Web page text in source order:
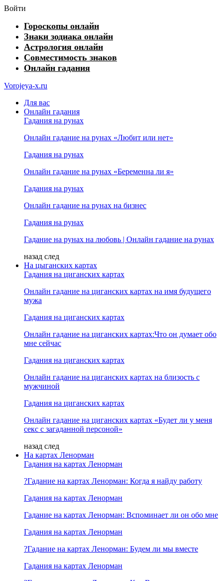
Войти
Гороскопы онлайн
Знаки зодиака онлайн
Астрология онлайн
Совместимость знаков
Онлайн гадания
Vorojeya-x.ru
Для вас
Онлайн гадания
Гадания на рунах
Онлайн гадание на рунах «Любит или нет»
Гадания на рунах
Онлайн гадание на рунах «Беременна ли я»
Гадания на рунах
Онлайн гадание на рунах на бизнес
Гадания на рунах
Гадание на рунах на любовь | Онлайн гадание на рунах
назад след
На цыганских картах
Гадания на циганских картах
Онлайн гадание на циганских картах на имя будущего
мужа
Гадания на циганских картах
Онлайн гадание на циганских картах:Что он думает обо
мне сейчас
Гадания на циганских картах
Онлайн гадание на циганских картах на близость с
мужчиной
Гадания на циганских картах
Онлайн гадание на циганских картах «Будет ли у меня
секс с загаданной персоной»
назад след
На картах Ленорман
Гадания на картах Ленорман
?Гадание на картах Ленорман: Когда я найду работу
Гадания на картах Ленорман
Гадание на картах Ленорман: Вспоминает ли он обо мне
Гадания на картах Ленорман
?Гадание на картах Ленорман: Будем ли мы вместе
Гадания на картах Ленорман